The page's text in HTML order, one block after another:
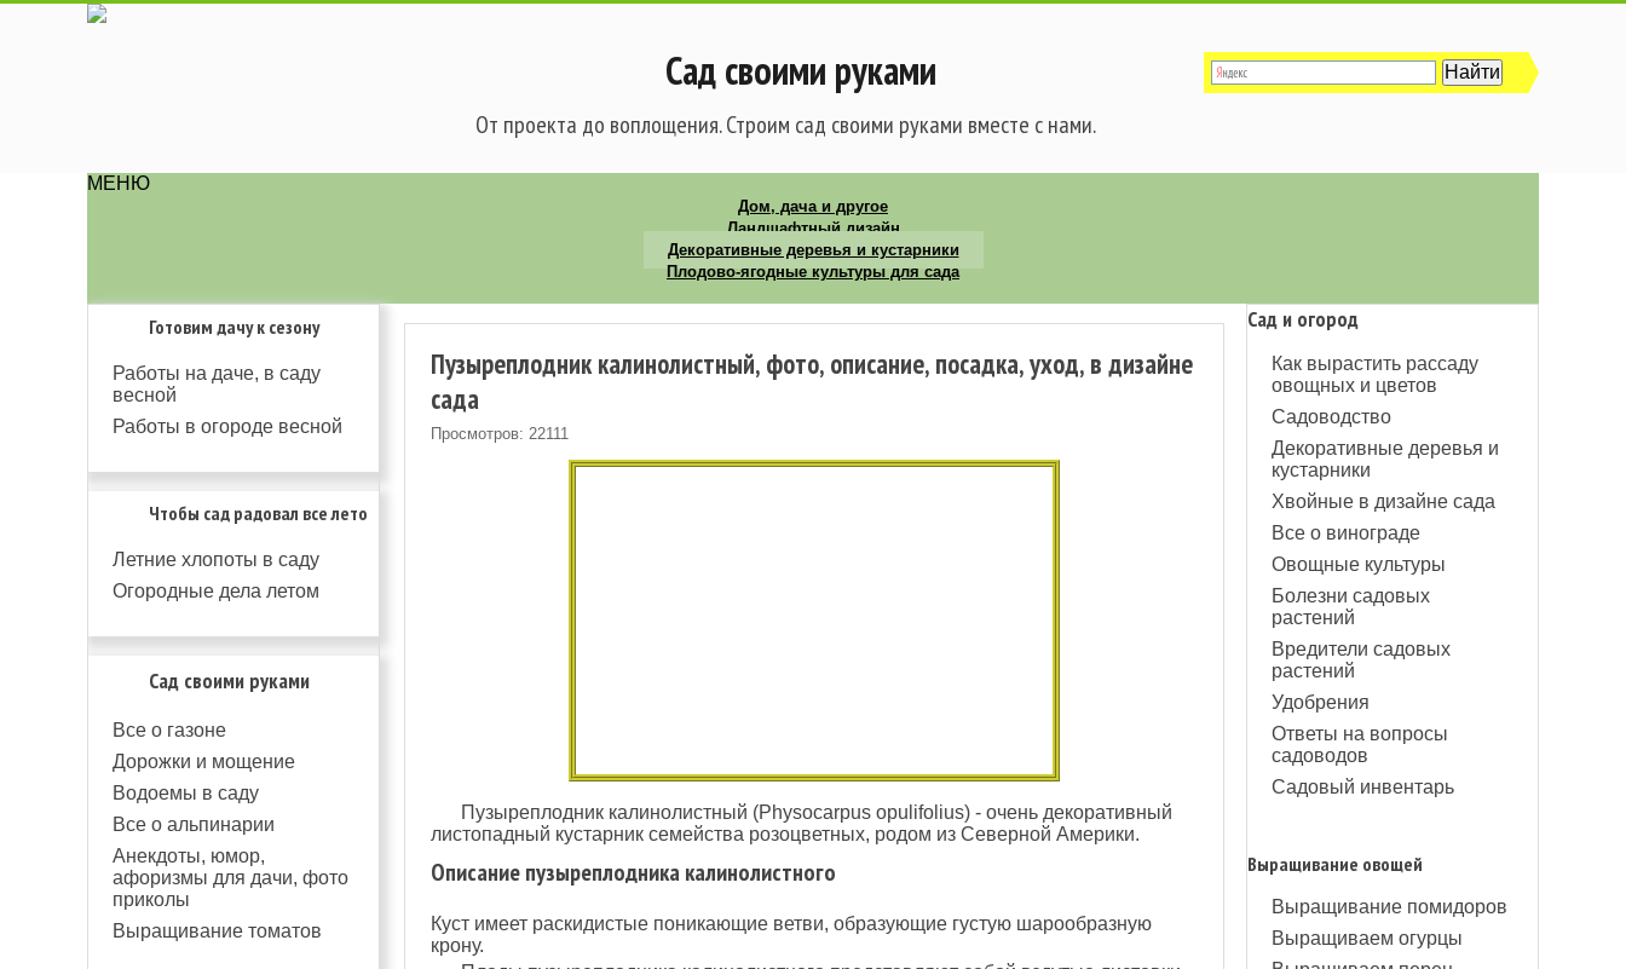
Сад своими руками
От проекта до воплощения. Строим сад своими руками вместе с нами.
МЕНЮ
Дом, дача и другое
Ландшафтный дизайн
Декоративные деревья и кустарники
Плодово-ягодные культуры для сада
Готовим дачу к сезону
Работы на даче, в саду
весной
Работы в огороде весной
Чтобы сад радовал все лето
Летние хлопоты в саду
Огородные дела летом
Сад своими руками
Все о газоне
Дорожки и мощение
Водоемы в саду
Все о альпинарии
Анекдоты, юмор,
афоризмы для дачи, фото
приколы
Выращивание томатов
Пузыреплодник калинолистный, фото, описание, посадка, уход, в дизайне
сада
Просмотров: 22111
Пузыреплодник калинолистный (Physocarpus opulifolius) - очень декоративный
листопадный кустарник семейства розоцветных, родом из Северной Америки.
Описание пузыреплодника калинолистного
Куст имеет раскидистые поникающие ветви, образующие густую шарообразную
крону.
Сад и огород
Как вырастить рассаду
овощных и цветов
Садоводство
Декоративные деревья и
кустарники
Хвойные в дизайне сада
Все о винограде
Овощные культуры
Болезни садовых
растений
Вредители садовых
растений
Удобрения
Ответы на вопросы
садоводов
Садовый инвентарь
Выращивание овощей
Выращивание помидоров
Выращиваем огурцы